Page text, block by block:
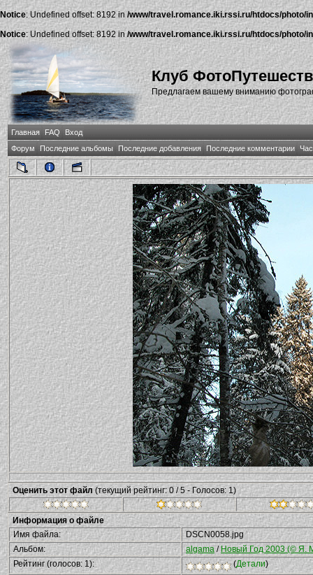
Notice: Undefined offset: 8192 in /www/travel.romance.iki.rssi.ru/htdocs/photo/
Notice: Undefined offset: 8192 in/www/travel.romance.iki.rssi.ru/htdocs/photo/
Клуб
Предлагаем вашему вниманию
Главная FAQ
Вход
Форум
Последние альбомы Последние добавления Последние комментарии
Оценить этот файл(текущий рейтинг: 0 / 5 - Голосов: 1)
Информация о файле
Имя файла:
DSCN0058.jpg
Альбом:
algama/ Новый Год 2003 (© Я.
Рейтинг (голосов: 1):
(Детали)